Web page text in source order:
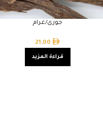
جورى/غرام
21,00
قراءة المزيد